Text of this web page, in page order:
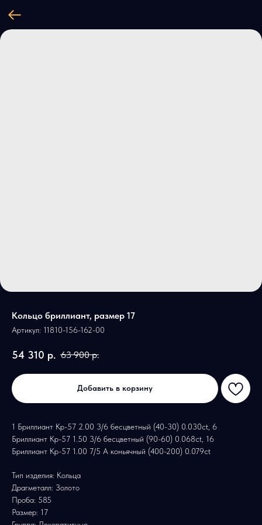
Кольцо бриллиант, размер 17
Артикул: 11810-156-162-00
54 310 р. 63 900 р.
Добавить в корзину
1 Бриллиант Кр-57 2.00 3/6 бесцветный (40-30) 0.030ct, 6
Бриллиант Кр-57 1.50 3/6 бесцветный (90-60) 0.068ct, 16
Бриллиант Кр-57 1.00 7/5 А коньячный (400-200) 0.079ct
Тип изделия: Кольца
Драгметалл: Золото
Проба: 585
Размер: 17